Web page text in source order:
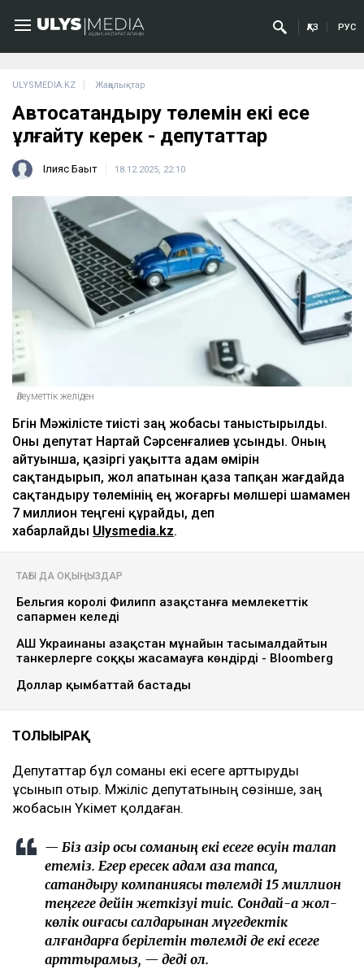
ҚАЗ РУС
ULYSMEDIA.KZ Жаңалықтар
Автосақтандыру төлемін екі есе
ұлғайту керек - депутаттар
Ілияс Бақыт 18.12.2025, 22:10
Әлеуметтік желіден
Бүгін Мәжілісте тиісті заң жобасы таныстырылды.
Оны депутат Нартай Сәрсенғалиев ұсынды. Оның
айтуынша, қазіргі уақытта адам өмірін
сақтандырып, жол апатынан қаза тапқан жағдайда
сақтандыру төлемінің ең жоғарғы мөлшері шамамен
7 миллион теңгені құрайды, деп
хабарлайды Ulysmedia.kz.
ТАҒЫ ДА ОҚЫҢЫЗДАР
Бельгия королі Филипп Қазақстанға мемлекеттік
сапармен келеді
АҚШ Украинаны Қазақстан мұнайын тасымалдайтын
танкерлерге соққы жасамауға көндірді - Bloomberg
Доллар қымбаттай бастады
ТОЛЫҒЫРАҚ
Депутаттар бұл соманы екі есеге арттыруды
ұсынып отыр. Мәжіліс депутатының сөзінше, заң
жобасын Үкімет қолдаған.
— Біз қазір осы соманың екі есеге өсуін талап
етеміз. Егер ересек адам қаза тапса,
сақтандыру компаниясы төлемді 15 миллион
теңгеге дейін жеткізуі тиіс. Сондай-ақ жол-
көлік оқиғасы салдарынан мүгедектік
алғандарға берілетін төлемді де екі есеге
арттырамыз, — деді ол.